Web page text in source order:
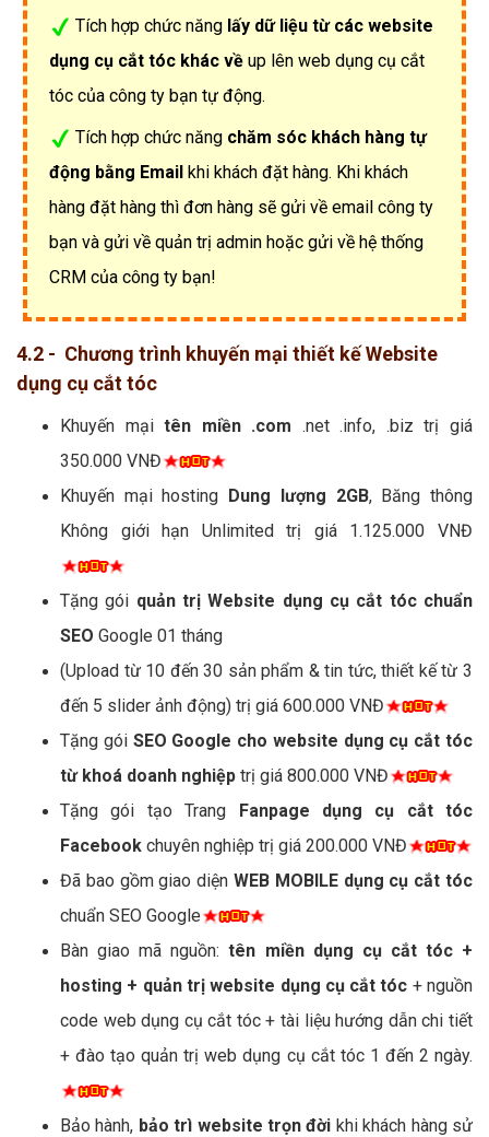
Tích hợp chức năng lấy dữ liệu từ các website
dụng cụ cắt tóc khác về up lên web dụng cụ cắt
tóc của công ty bạn tự động.
Tích hợp chức năng chăm sóc khách hàng tự
động bằng Email khi khách đặt hàng. Khi khách
hàng đặt hàng thì đơn hàng sẽ gửi về email công ty
bạn và gửi về quản trị admin hoặc gửi về hệ thống
CRM của công ty bạn!
4.2 - Chương trình khuyến mại thiết kế Website
dụng cụ cắt tóc
Khuyến mạitên miền .com .net .info, .biz trị giá
350.000 VNĐ
Khuyến mại hosting Dung lượng 2GB, Băng thông
Không giới hạn Unlimited trị giá 1.125.000 VNĐ
Tặng gói quản trị Website dụng cụ cắt tóc chuẩn
SEO Google 01 tháng
(Upload từ 10 đến 30 sản phẩm & tin tức, thiết kế từ 3
đến 5 slider ảnh động) trị giá 600.000 VNĐ
Tặng gói SEO Google cho website dụng cụ cắt tóc
từ khoá doanh nghiệp trị giá 800.000 VNĐ
Tặng gói tạo Trang Fanpage dụng cụ cắt tóc
Facebook chuyên nghiệp trị giá 200.000 VNĐ
Đã bao gồm giao diện WEB MOBILE dụng cụ cắt tóc
chuẩn SEO Google
Bàn giao mã nguồn:tên miền dụng cụ cắt tóc +
hosting + quản trị website dụng cụ cắt tóc + nguồn
code web dụng cụ cắt tóc + tài liệu hướng dẫn chi tiết
+ đào tạo quản trị web dụng cụ cắt tóc 1 đến 2 ngày.
Bảo hành, bảo trì website trọn đời khi khách hàng sử